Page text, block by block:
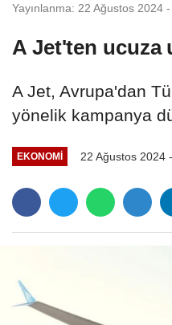
Yayınlanma: 22 Ağustos 2024
A Jet'ten ucuza
A Jet, Avrupa'dan
yönelik kampanya
EKONOMI 22 Ağustos 2024